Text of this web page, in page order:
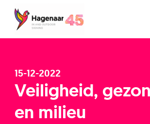
15-12-2022
Veiligheid,
en milieu